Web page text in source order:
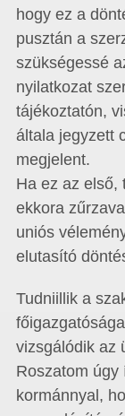
hogy ez a
pusztán a
szükségessé
nyilatkozat
tájékoztatón,
általa jegyzett
megjelent.
Ha ez az első,
ekkora
uniós
elutasító
Tudniillik a
vizsgálódik az
Roszatom úgy
kormánnyal,